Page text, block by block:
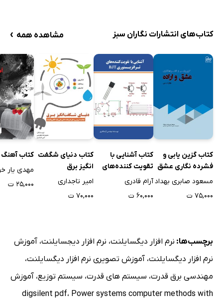
کتاب‌های انتشارات نگاران سبز مشاهده همه ›
کتاب گزین یابی و
فشرده نگاری عشق
و اراده رولو می
مسعود صابری بهداد
۷۵,۰۰۰ ت
کتاب آشنایی با
تقویت کننده‌های
ترانزیستوری BJT
آرام قادری
۶۰,۰۰۰ ت
کتاب دنیای شگفت
انگیز برق
امیر تاجداری
۷۰,۰۰۰ ت
کتاب آهنگ
مهدی یار
۲۵,۰۰۰ ت
برچسب‌ها: نرم افزار دیگسایلنت، نرم افزار دیجسایلنت، آموزش
نرم افزار دیگسایلنت، آموزش تصویری نرم افزار دیگسایلنت،
مهندسی برق قدرت، سیستم های قدرت، سیستم توزیع، آموزش
digsilent pdf، Power systems computer methods with